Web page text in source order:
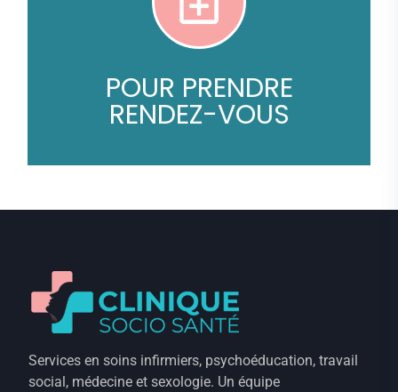
POUR PRENDRE
RENDEZ-VOUS
Cliquer ici
Services en soins infirmiers, psychoéducation, travail
social, médecine et sexologie. Un équipe